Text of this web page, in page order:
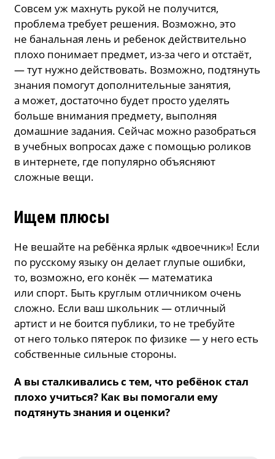
Совсем уж махнуть рукой не получится,
проблема требует решения. Возможно, это
не банальная лень и ребенок действительно
плохо понимает предмет, из-за чего и отстаёт,
— тут нужно действовать. Возможно, подтянуть
знания помогут дополнительные занятия,
а может, достаточно будет просто уделять
больше внимания предмету, выполняя
домашние задания. Сейчас можно разобраться
в учебных вопросах даже с помощью роликов
в интернете, где популярно объясняют
сложные вещи.
Ищем плюсы
Не вешайте на ребёнка ярлык «двоечник»! Если
по русскому языку он делает глупые ошибки,
то, возможно, его конёк — математика
или спорт. Быть круглым отличником очень
сложно. Если ваш школьник — отличный
артист и не боится публики, то не требуйте
от него только пятерок по физике — у него есть
собственные сильные стороны.
А вы сталкивались с тем, что ребёнок стал
плохо учиться? Как вы помогали ему
подтянуть знания и оценки?